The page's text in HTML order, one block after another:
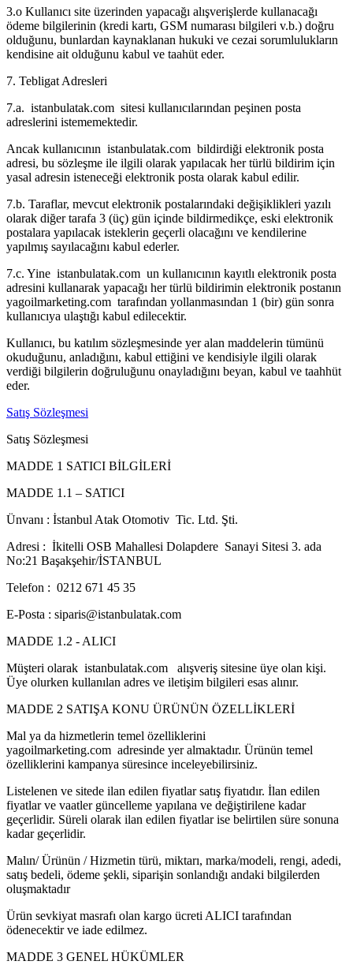
3.o Kullanıcı site üzerinden yapacağı alışverişlerde kullanacağı
ödeme bilgilerinin (kredi kartı, GSM numarası bilgileri v.b.) doğru
olduğunu, bunlardan kaynaklanan hukuki ve cezai sorumlulukların
kendisine ait olduğunu kabul ve taahüt eder.
7. Tebligat Adresleri
7.a. istanbulatak.com sitesi kullanıcılarından peşinen posta
adreslerini istememektedir.
Ancak kullanıcının istanbulatak.com bildirdiği elektronik posta
adresi, bu sözleşme ile ilgili olarak yapılacak her türlü bildirim için
yasal adresin isteneceği elektronik posta olarak kabul edilir.
7.b. Taraflar, mevcut elektronik postalarındaki değişiklikleri yazılı
olarak diğer tarafa 3 (üç) gün içinde bildirmedikçe, eski elektronik
postalara yapılacak isteklerin geçerli olacağını ve kendilerine
yapılmış sayılacağını kabul ederler.
7.c. Yine istanbulatak.com un kullanıcının kayıtlı elektronik posta
adresini kullanarak yapacağı her türlü bildirimin elektronik postanın
yagoilmarketing.com tarafından yollanmasından 1 (bir) gün sonra
kullanıcıya ulaştığı kabul edilecektir.
Kullanıcı, bu katılım sözleşmesinde yer alan maddelerin tümünü
okuduğunu, anladığını, kabul ettiğini ve kendisiyle ilgili olarak
verdiği bilgilerin doğruluğunu onayladığını beyan, kabul ve taahhüt
eder.
Satış Sözleşmesi
Satış Sözleşmesi
MADDE 1 SATICI BİLGİLERİ
MADDE 1.1 – SATICI
Ünvanı : İstanbul Atak Otomotiv Tic. Ltd. Şti.
Adresi : İkitelli OSB Mahallesi Dolapdere Sanayi Sitesi 3. ada
No:21 Başakşehir/İSTANBUL
Telefon : 0212 671 45 35
E-Posta : siparis@istanbulatak.com
MADDE 1.2 - ALICI
Müşteri olarak istanbulatak.com alışveriş sitesine üye olan kişi.
Üye olurken kullanılan adres ve iletişim bilgileri esas alınır.
MADDE 2 SATIŞA KONU ÜRÜNÜN ÖZELLİKLERİ
Mal ya da hizmetlerin temel özelliklerini
yagoilmarketing.com adresinde yer almaktadır. Ürünün temel
özelliklerini kampanya süresince inceleyebilirsiniz.
Listelenen ve sitede ilan edilen fiyatlar satış fiyatıdır. İlan edilen
fiyatlar ve vaatler güncelleme yapılana ve değiştirilene kadar
geçerlidir. Süreli olarak ilan edilen fiyatlar ise belirtilen süre sonuna
kadar geçerlidir.
Malın/ Ürünün / Hizmetin türü, miktarı, marka/modeli, rengi, adedi,
satış bedeli, ödeme şekli, siparişin sonlandığı andaki bilgilerden
oluşmaktadır
Ürün sevkiyat masrafı olan kargo ücreti ALICI tarafından
ödenecektir ve iade edilmez.
MADDE 3 GENEL HÜKÜMLER